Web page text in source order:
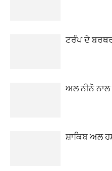
ਟਰੰਪ ਦੇ
ਅਲ ਨੀਨੋ ਨਾਲ
ਸ਼ਾਕਿਬ ਅਲ